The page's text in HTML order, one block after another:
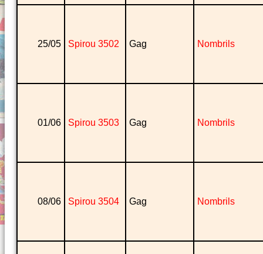
25/05 Spirou 3502 Gag Nombrils
01/06 Spirou 3503 Gag Nombrils
08/06 Spirou 3504 Gag Nombrils